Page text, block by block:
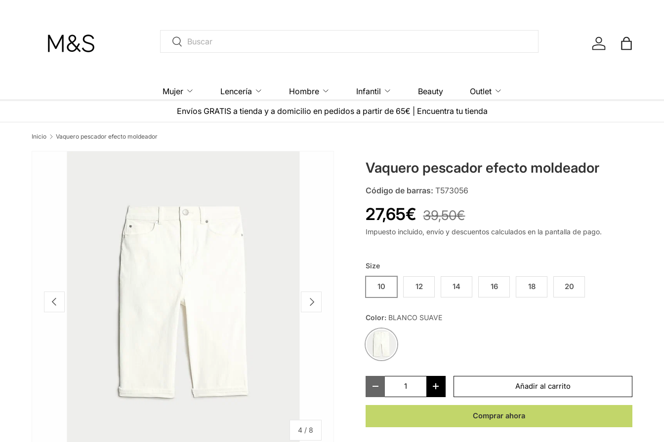
Buscar
Buscar
Iniciar sesión
Bolsa
Mujer Lencería Hombre Infantil Beauty
Outlet
Envíos GRATIS a tienda y a domicilio en pedidos a partir de 65€
Encuentra tu tienda
Inicio Vaquero pescador efecto moldeador
Anterior
4 / de
8
Siguiente
Vaquero pescador efecto moldeador
Código de barras: T573056
27,65€ 39,50€
Impuesto incluido, envío y descuentos calculados en la pantalla de pago.
Size
10 12 14 16 18 20
Color: BLANCO SUAVE
BLANCO SUAVE
- + Añadir al carrito
Comprar ahora